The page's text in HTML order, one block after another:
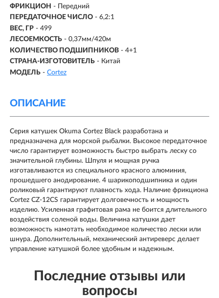
ФРИКЦИОН - Передний
ПЕРЕДАТОЧНОЕ ЧИСЛО - 6,2:1
ВЕС, ГР - 499
ЛЕСОЕМКОСТЬ - 0,37мм/420м
КОЛИЧЕСТВО ПОДШИПНИКОВ - 4+1
СТРАНА-ИЗГОТОВИТЕЛЬ - Китай
МОДЕЛЬ - Cortez
ОПИСАНИЕ
Серия катушек Okuma Cortez Black разработана и
предназначена для морской рыбалки. Высокое передаточное
число гарантирует возможность быстро выбрать леску со
значительной глубины. Шпуля и мощная ручка
изготавливаются из специального красного алюминия,
прошедшего анодирование. 4 шарикоподшипника и один
роликовый гарантируют плавность хода. Наличие фрикциона
Cortez CZ-12CS гарантирует долговечность и мощность
изделию. Усиленная графитовая рама не боится длительного
воздействия соленой воды. Величина катушки дает
возможность намотать необходимое количество лески или
шнура. Дополнительный, механический антиреверс делает
управление катушкой более удобным и надежным.
Последние отзывы или
вопросы